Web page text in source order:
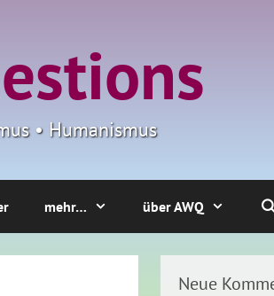
• Humanismus
mehr… über AWQ
Neue